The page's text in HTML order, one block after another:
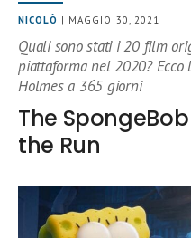
NICOLÒ | MAGGIO 30, 2021
Quali sono stati i 20 film
piattaforma nel 2020?
Holmes a 365 giorni
The
the Run